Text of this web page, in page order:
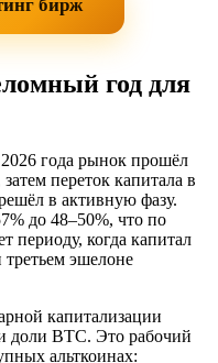
бирж
год для
года рынок прошёл
переток капитала в
в активную фазу.
до 48–50%, что по
периоду, когда капитал
эшелоне
капитализации
доли BTC. Это рабочий
альткоинах: